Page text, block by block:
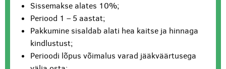
Sissemakse alates 10%;
Periood 1 – 5 aastat;
Pakkumine sisaldab alati hea kaitse ja hinnaga
kindlustust;
Perioodi lõpus võimalus varad jääkväärtusega